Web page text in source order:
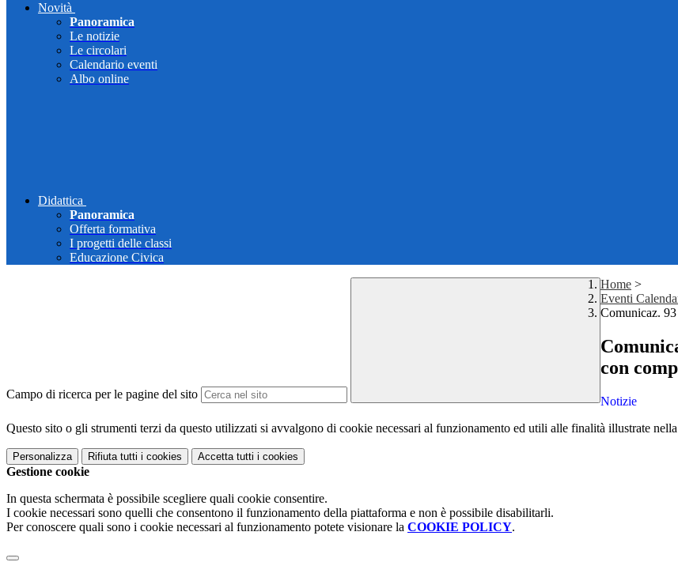
Novità
Panoramica
Le notizie
Le circolari
Calendario eventi
Albo online
Didattica
Panoramica
Offerta formativa
I progetti delle classi
Educazione Civica
Campo di ricerca per le pagine del sito
Home >
Eventi
Comunicaz.
con
Notizie
Questo sito o gli strumenti terzi da questo utilizzati si avvalgono di cookie necessari al funzionamento ed utili alle finalità illustrate nella
Personalizza Rifiuta tutti i cookies Accetta tutti i cookies
Gestione cookie
In questa schermata è possibile scegliere quali cookie consentire.
I cookie necessari sono quelli che consentono il funzionamento della piattaforma e non è possibile disabilitarli.
Per conoscere quali sono i cookie necessari al funzionamento potete visionare la COOKIE POLICY.